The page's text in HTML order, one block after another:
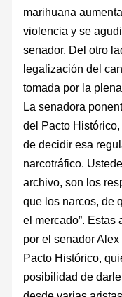
marihuana
violencia y se
senador. Del otro
legalización del
tomada por la
La senadora
del Pacto
de decidir esa
narcotráfico.
archivo, son los
que los narcos, de
el mercado”. Estas
por el senador
Pacto Histórico,
posibilidad de